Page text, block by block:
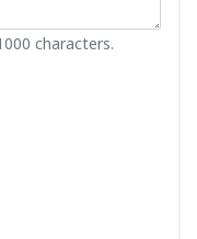
characters.